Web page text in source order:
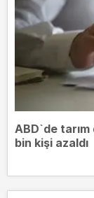
ABD`de
bin kişi azaldı